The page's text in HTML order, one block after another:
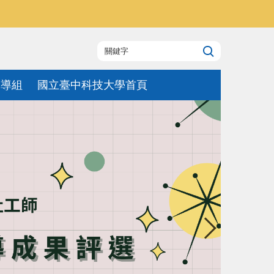
組 國立臺中科技大學首頁